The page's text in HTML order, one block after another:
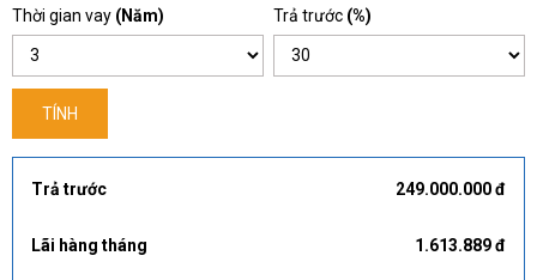
Thời gian vay (Năm) Trả trước (%)
TÍNH
Trả trước 249.000.000 đ
Lãi hàng tháng 1.613.889 đ